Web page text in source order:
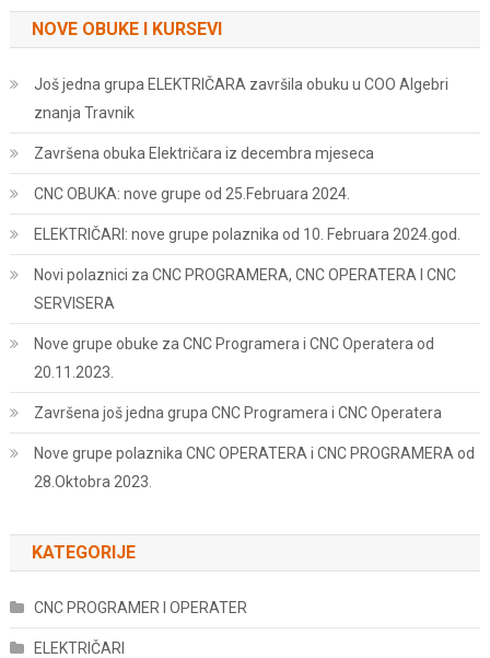
NOVE OBUKE I KURSEVI
Još jedna grupa ELEKTRIČARA završila obuku u COO Algebri
znanja Travnik
Završena obuka Električara iz decembra mjeseca
CNC OBUKA: nove grupe od 25.Februara 2024.
ELEKTRIČARI: nove grupe polaznika od 10. Februara 2024.god.
Novi polaznici za CNC PROGRAMERA, CNC OPERATERA I CNC
SERVISERA
Nove grupe obuke za CNC Programera i CNC Operatera od
20.11.2023.
Završena još jedna grupa CNC Programera i CNC Operatera
Nove grupe polaznika CNC OPERATERA i CNC PROGRAMERA od
28.Oktobra 2023.
KATEGORIJE
CNC PROGRAMER I OPERATER
ELEKTRIČARI